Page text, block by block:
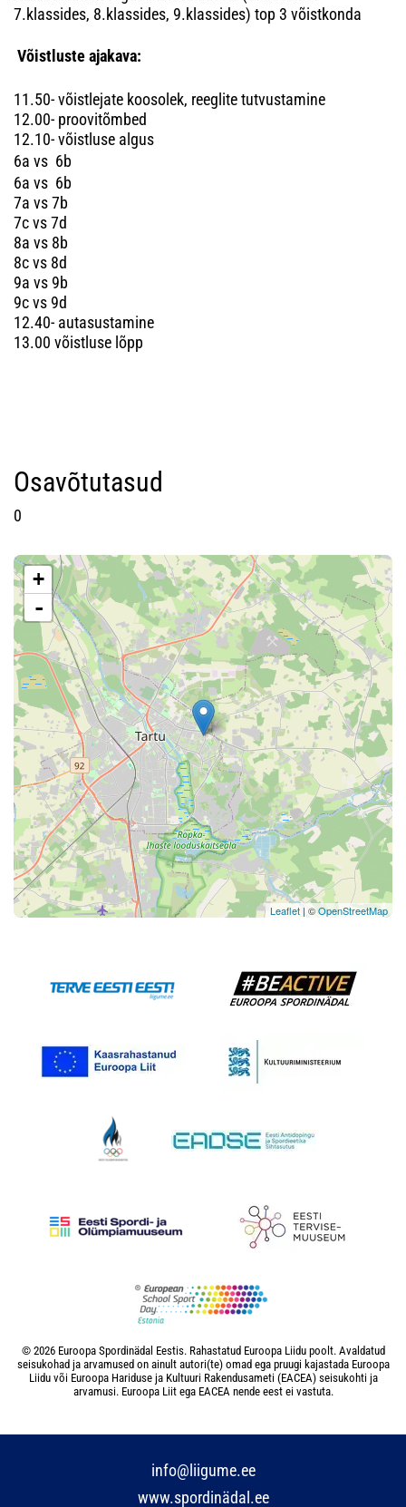
7.klassides, 8.klassides, 9.klassides) top 3 võistkonda
Võistluste ajakava:
11.50- võistlejate koosolek, reeglite tutvustamine
12.00- proovitõmbed
12.10- võistluse algus
6a vs 6b
6a vs 6b
7a vs 7b
7c vs 7d
8a vs 8b
8c vs 8d
9a vs 9b
9c vs 9d
12.40- autasustamine
13.00 võistluse lõpp
Osavõtutasud
0
+
-
Leaflet | ©OpenStreetMap
© 2026 Euroopa Spordinädal Eestis. Rahastatud Euroopa Liidu poolt. Avaldatud
seisukohad ja arvamused on ainult autori(te) omad ega pruugi kajastada Euroopa
Liidu või Euroopa Hariduse ja Kultuuri Rakendusameti (EACEA) seisukohti ja
arvamusi. Euroopa Liit ega EACEA nende eest ei vastuta.
info@liigume.ee
www.spordinädal.ee